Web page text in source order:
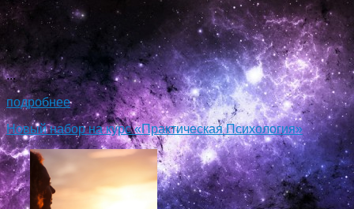
...
подробнее
Новый набор на курс «Практическая Психология»